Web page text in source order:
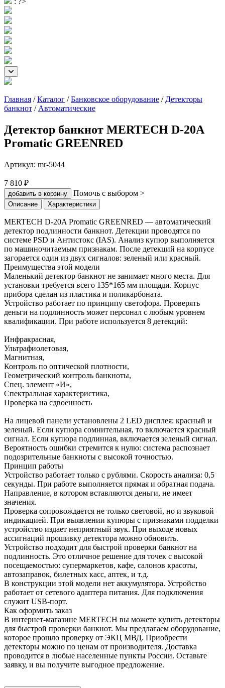
Главная /Каталог /Банковское оборудование / Детекторы
банкнот / Автоматические
Детектор банкнот MERTECH D-20A
Promatic GREENRED
Артикул: mr-5044
7 810 ₽
добавить в корзину Помочь с выбором >
Описание Характеристики
MERTECH D-20A Promatic GREENRED — автоматический
детектор подлинности банкнот. Детекции проводятся по
системе PSD и Антистокс (IAS). Анализ купюр выполняется
по машиночитаемым признакам. После детекций на корпусе
загорается один из двух сигналов: зеленый или красный.
Преимущества этой модели
Маленький детектор банкнот не занимает много места. Для
установки требуется всего 135*165 мм площади. Корпус
прибора сделан из пластика и поликарбоната.
Устройство работает по принципу светофора. Проверять
деньги на подлинность может персонал с любым уровнем
квалификации. При работе используется 8 детекций:
Инфракрасная,
Ультрафиолетовая,
Магнитная,
Контроль по оптической плотности,
Геометрический контроль банкноты,
Спец. элемент «И»,
Спектральная характеристика,
Проверка на сдвоенность
На лицевой панели установлены 2 LED дисплея: красный и
зеленый. Если купюра сомнительная, то включается красный
сигнал. Если купюра подлинная, включается зеленый сигнал.
Вероятность ошибки стремится к нулю: система распознает
подозрительные банкноты с высокой точностью.
Принцип работы
Устройство работает только с рублями. Скорость анализа: 0,5
секунды. При работе выполняется прямая и обратная подача.
Направление, в котором вставляются деньги, не имеет
значения.
Проверка сопровождается не только световой, но и звуковой
индикацией. При выявлении купюры с признаками подделки
устройство издает неприятный звук. При выходе новых
ассигнаций прошивку детектора можно обновить.
Устройство подходит для быстрой проверки банкнот на
подлинность. Это отличное решение для точек с высокой
посещаемостью: супермаркетов, кафе, салонов красоты,
автозаправок, билетных касс, аптек, и т.д.
В конструкции этой модели нет аккумулятора. Устройство
работает от сетевого адаптера питания. Для подключения
служит USB-порт.
Как оформить заказ
В интернет-магазине MERTECH вы можете купить детекторы
для быстрой проверки банкнот. Мы предлагаем оборудование,
которое прошло проверку от ЭКЦ МВД. Приобрести
детекторы можно по ценам от производителя. Доставка
проводится в любые населенные пункты России. Оставьте
заявку, и вы получите выгодное предложение.